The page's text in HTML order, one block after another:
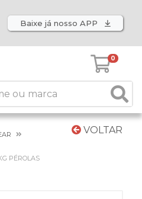
Baixe já nosso APP
0
VOLTAR
PÉROLAS